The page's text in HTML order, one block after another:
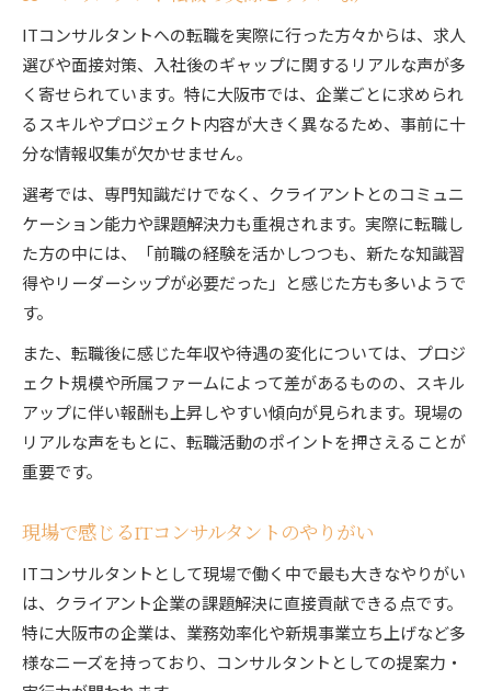
ITコンサルタントへの転職を実際に行った方々からは、求人
選びや面接対策、入社後のギャップに関するリアルな声が多
く寄せられています。特に大阪市では、企業ごとに求められ
るスキルやプロジェクト内容が大きく異なるため、事前に十
分な情報収集が欠かせません。
選考では、専門知識だけでなく、クライアントとのコミュニ
ケーション能力や課題解決力も重視されます。実際に転職し
た方の中には、「前職の経験を活かしつつも、新たな知識習
得やリーダーシップが必要だった」と感じた方も多いようで
す。
また、転職後に感じた年収や待遇の変化については、プロジ
ェクト規模や所属ファームによって差があるものの、スキル
アップに伴い報酬も上昇しやすい傾向が見られます。現場の
リアルな声をもとに、転職活動のポイントを押さえることが
重要です。
現場で感じるITコンサルタントのやりがい
ITコンサルタントとして現場で働く中で最も大きなやりがい
は、クライアント企業の課題解決に直接貢献できる点です。
特に大阪市の企業は、業務効率化や新規事業立ち上げなど多
様なニーズを持っており、コンサルタントとしての提案力・